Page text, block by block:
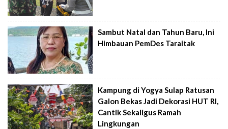
Sambut Natal dan Tahun Baru, Ini
Himbauan PemDes Taraitak
Kampung di Yogya Sulap Ratusan
Galon Bekas Jadi Dekorasi HUT RI,
Cantik Sekaligus Ramah
Lingkungan